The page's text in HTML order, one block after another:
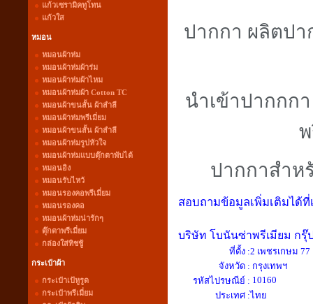
แก้วเซรามิคทูโทน
แก้วใส
หมอน
หมอนผ้าห่ม
หมอนผ้าห่มผ้าร่ม
หมอนผ้าห่มผ้าไหม
หมอนผ้าห่มผ้า Cotton TC
หมอนผ้าขนสั้น ผ้าสำลี
หมอนผ้าห่มพรีเมี่ยม
หมอนผ้าขนสั้น ผ้าสำลี
หมอนผ้าห่มรูปหัวใจ
หมอนผ้าห่มแบบตุ๊กตาพับได้
หมอนอิง
หมอนรับไหว้
หมอนรองคอพรีเมี่ยม
หมอนรองคอ
หมอนผ้าห่มน่ารักๆ
ตุ๊กตาพรีเมี่ยม
กล่องใส่ทิชชู้
กระเป๋าผ้า
กระเป๋าเป้หูรูด
กระเป๋าพรีเมี่ยม
ปากกา ผลิตปา
นำเข้าปากกก
ปากกาสำห
สอบถามข้อมูลเพิ่มเติมได้
บริษัท โบนันซ่าพรีเมียม กรุ๊
ที่ตั้ง :2 เพชรเกษม
จังหวัด : กรุงเทพฯ
รหัสไปรษณีย์ : 10160
ประเทศ :ไทย